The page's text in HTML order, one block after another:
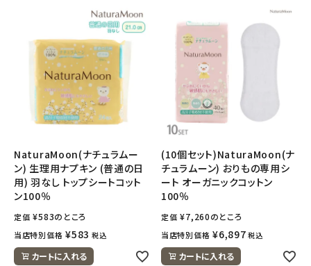
NaturaMoon(ナチュラムー
ン) 生理用ナプキン (普通の日
用) 羽なし トップシートコット
ン100％
定価 ¥583のところ
当店特別価格 ¥583 税込
カートに入れる
(10個セット)NaturaMoon(ナ
チュラムーン) おりもの専用シ
ート オーガニックコットン
100％
定価 ¥7,260のところ
当店特別価格 ¥6,897 税込
カートに入れる